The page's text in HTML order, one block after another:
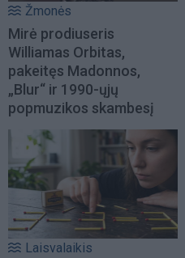
Žmonės
Mirė prodiuseris
Williamas Orbitas,
pakeitęs Madonnos,
„Blur“ ir 1990-ųjų
popmuzikos skambesį
Laisvalaikis